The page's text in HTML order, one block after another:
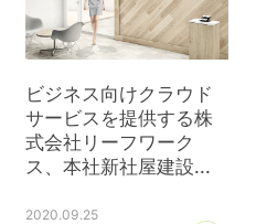
ビジネス向けクラウド
サービスを提供する株
式会社リーフワーク
ス、本社新社屋建設...
2020.09.25